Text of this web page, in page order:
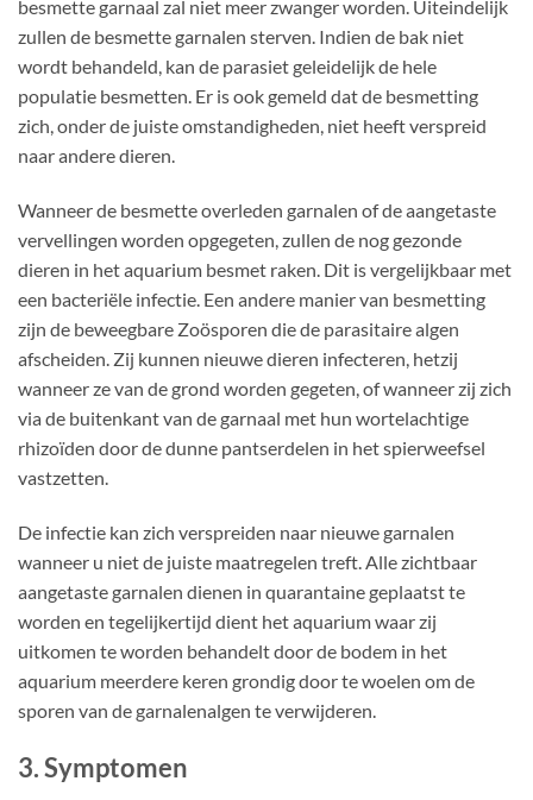
besmette garnaal zal niet meer zwanger worden. Uiteindelijk
zullen de besmette garnalen sterven. Indien de bak niet
wordt behandeld, kan de parasiet geleidelijk de hele
populatie besmetten. Er is ook gemeld dat de besmetting
zich, onder de juiste omstandigheden, niet heeft verspreid
naar andere dieren.
Wanneer de besmette overleden garnalen of de aangetaste
vervellingen worden opgegeten, zullen de nog gezonde
dieren in het aquarium besmet raken. Dit is vergelijkbaar met
een bacteriële infectie. Een andere manier van besmetting
zijn de beweegbare Zoösporen die de parasitaire algen
afscheiden. Zij kunnen nieuwe dieren infecteren, hetzij
wanneer ze van de grond worden gegeten, of wanneer zij zich
via de buitenkant van de garnaal met hun wortelachtige
rhizoïden door de dunne pantserdelen in het spierweefsel
vastzetten.
De infectie kan zich verspreiden naar nieuwe garnalen
wanneer u niet de juiste maatregelen treft. Alle zichtbaar
aangetaste garnalen dienen in quarantaine geplaatst te
worden en tegelijkertijd dient het aquarium waar zij
uitkomen te worden behandelt door de bodem in het
aquarium meerdere keren grondig door te woelen om de
sporen van de garnalenalgen te verwijderen.
3. Symptomen